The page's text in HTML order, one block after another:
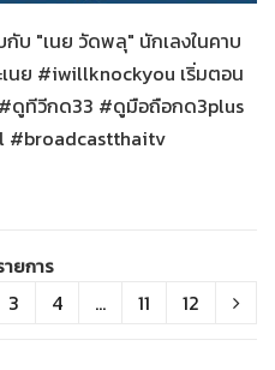
กับ "เนย วัดพลุ" นักเลงในคาบ
นย #iwillknockyou เริ่มตอน
ดูทีวีกด33 #ดูมือถือกด3plus
#broadcastthaitv
ายการ
3 4 ... 11 12